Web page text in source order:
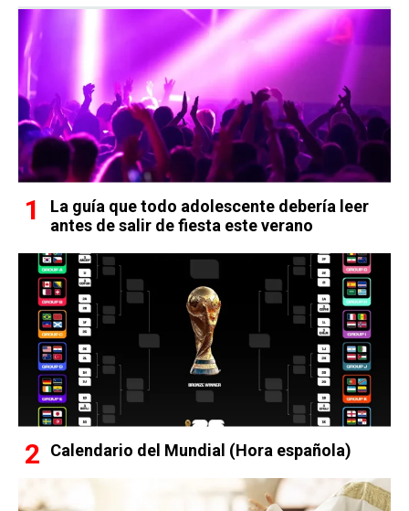
La guía que todo adolescente debería leer
antes de salir de fiesta este verano
Calendario del Mundial (Hora española)